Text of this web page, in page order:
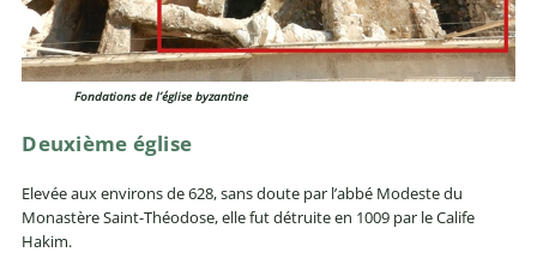
Fondations de l’église byzantine
Deuxième église
Elevée aux environs de 628, sans doute par l’abbé Modeste du
Monastère Saint-Théodose, elle fut détruite en 1009 par le Calife
Hakim.